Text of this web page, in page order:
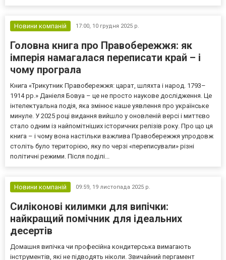
Новини компаній 17:00, 10 грудня 2025 р.
Головна книга про Правобережжя: як
імперія намагалася переписати край – і
чому програла
Книга «Трикутник Правобережжя: царат, шляхта і народ. 1793–
1914 рр.» Даніеля Бовуа – це не просто наукове дослідження. Це
інтелектуальна подія, яка змінює наше уявлення про українське
минуле. У 2025 році видання вийшло у оновленій версі і миттєво
стало одним із найпомітніших історичних релізів року. Про що ця
книга – і чому вона настільки важлива Правобережжя упродовж
століть було територією, яку по черзі «переписували» різні
політичні режими. Після поділі...
Новини компаній 09:59, 19 листопада 2025 р.
Силіконові килимки для випічки:
найкращий помічник для ідеальних
десертів
Домашня випічка чи професійна кондитерська вимагають
інструментів, які не підводять ніколи. Звичайний пергамент